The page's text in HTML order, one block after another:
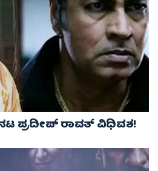
ಪ್ರದೀಪ್ ರಾವತ್ ವಿಧಿವಶ!